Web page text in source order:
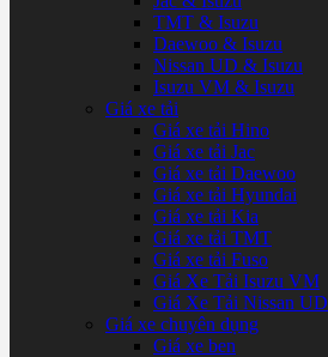
TMT & Isuzu
Daewoo & Isuzu
Nissan UD & Isuzu
Isuzu VM & Isuzu
Giá xe tải
Giá xe tải Hino
Giá xe tải Jac
Giá xe tải Daewoo
Giá xe tải Hyundai
Giá xe tải Kia
Giá xe tải TMT
Giá xe tải Fuso
Giá Xe Tải Isuzu VM
Giá Xe Tải Nissan UD
Giá xe chuyên dụng
Giá xe ben